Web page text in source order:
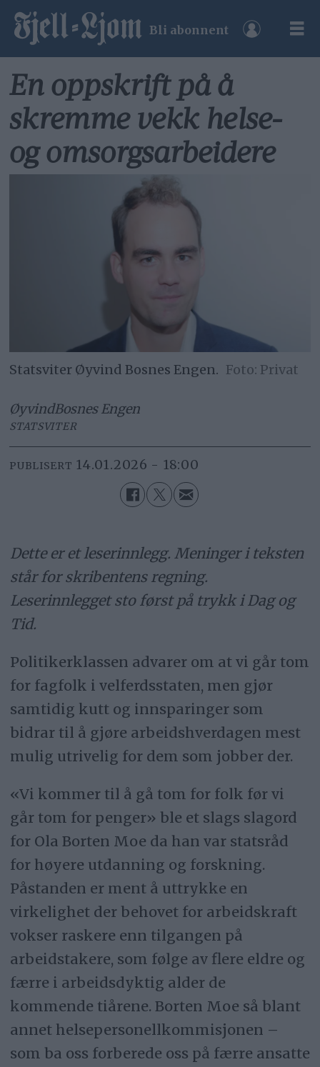
Bli abonnent
En oppskrift på å
skremme vekk helse-
og omsorgsarbeidere
Statsviter Øyvind Bosnes Engen. Privat
ØyvindBosnes Engen
STATSVITER
PUBLISERT 14.01.2026 - 18:00
Dette er et leserinnlegg. Meninger i teksten
står for skribentens regning.
Leserinnlegget sto først på trykk i Dag og
Tid.
Politikerklassen advarer om at vi går tom
for fagfolk i velferdsstaten, men gjør
samtidig kutt og innsparinger som
bidrar til å gjøre arbeidshverdagen mest
mulig utrivelig for dem som jobber der.
«Vi kommer til å gå tom for folk før vi
går tom for penger» ble et slags slagord
for Ola Borten Moe da han var statsråd
for høyere utdanning og forskning.
Påstanden er ment å uttrykke en
virkelighet der behovet for arbeidskraft
vokser raskere enn tilgangen på
arbeidstakere, som følge av flere eldre og
færre i arbeidsdyktig alder de
kommende tiårene. Borten Moe så blant
annet helsepersonellkommisjonen –
som ba oss forberede oss på færre ansatte